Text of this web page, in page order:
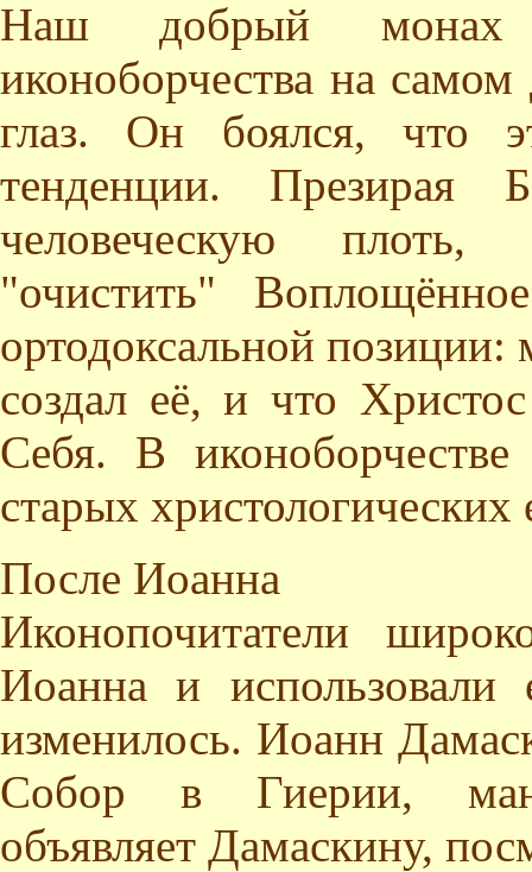
Наш добрый монах
иконоборчества на
глаз. Он боялся, что
тенденции. Презирая
человеческую
"очистить"
ортодоксальной
создал её, и что
Себя. В
старых христологических
После Иоанна
Иконопочитатели
Иоанна и
изменилось. Иоанн
Собор в Гиерии,
объявляет Дамаскину,